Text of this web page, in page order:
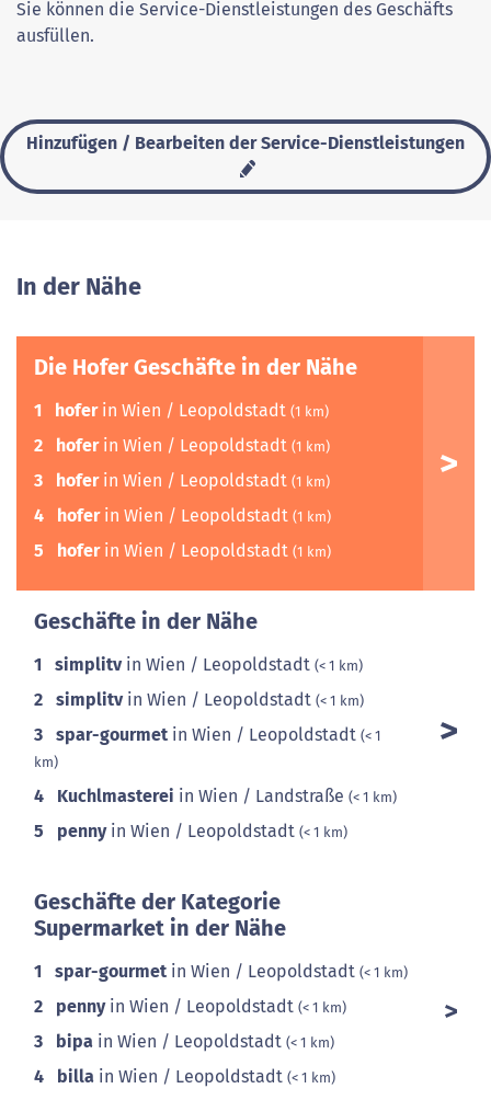
Sie können die Service-Dienstleistungen des Geschäfts
ausfüllen.
Hinzufügen / Bearbeiten der Service-Dienstleistungen
In der Nähe
Die Hofer Geschäfte in der Nähe
1 hoferin Wien / Leopoldstadt (1 km)
2 hoferin Wien / Leopoldstadt (1 km)
3 hoferin Wien / Leopoldstadt (1 km)
4 hoferin Wien / Leopoldstadt (1 km)
5 hoferin Wien / Leopoldstadt (1 km)
Geschäfte in der Nähe
1 simplitvin Wien / Leopoldstadt (< 1 km)
2 simplitvin Wien / Leopoldstadt (< 1 km)
3 spar-gourmet in Wien / Leopoldstadt (< 1
km)
4 Kuchlmasterei in Wien / Landstraße (< 1 km)
5 pennyin Wien / Leopoldstadt (< 1 km)
Geschäfte der Kategorie
Supermarket in der Nähe
1 spar-gourmet in Wien / Leopoldstadt (< 1 km)
2 pennyin Wien / Leopoldstadt (< 1 km)
3 bipa in Wien / Leopoldstadt (< 1 km)
4 billa in Wien / Leopoldstadt (< 1 km)